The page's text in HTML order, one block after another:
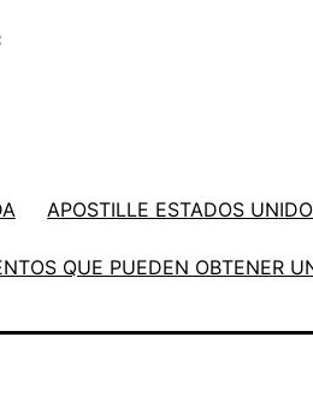
APOSTILLE ESTADOS
QUE PUEDEN OBTENER